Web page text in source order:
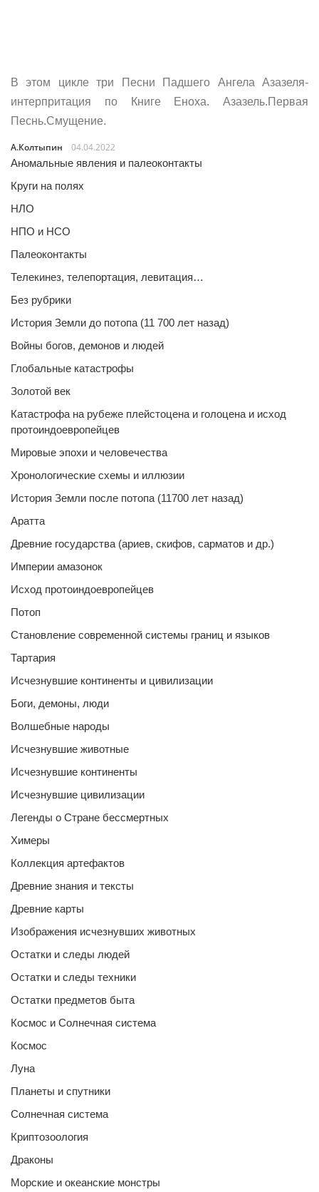
В этом цикле три Песни Падшего Ангела Азазеля-
интерпритация по Книге Еноха. Азазель.Первая
Песнь.Смущение.
А.Колтыпин
04.04.2022
Аномальные явления и палеоконтакты
Круги на полях
НЛО
НПО и НСО
Палеоконтакты
Телекинез, телепортация, левитация…
Без рубрики
История Земли до потопа (11 700 лет назад)
Войны богов, демонов и людей
Глобальные катастрофы
Золотой век
Катастрофа на рубеже плейстоцена и голоцена и исход
протоиндоевропейцев
Мировые эпохи и человечества
Хронологические схемы и иллюзии
История Земли после потопа (11700 лет назад)
Аратта
Древние государства (ариев, скифов, сарматов и др.)
Империи амазонок
Исход протоиндоевропейцев
Потоп
Становление современной системы границ и языков
Тартария
Исчезнувшие континенты и цивилизации
Боги, демоны, люди
Волшебные народы
Исчезнувшие животные
Исчезнувшие континенты
Исчезнувшие цивилизации
Легенды о Стране бессмертных
Химеры
Коллекция артефактов
Древние знания и тексты
Древние карты
Изображения исчезнувших животных
Остатки и следы людей
Остатки и следы техники
Остатки предметов быта
Космос и Солнечная система
Космос
Луна
Планеты и спутники
Солнечная система
Криптозоология
Драконы
Морские и океанские монстры